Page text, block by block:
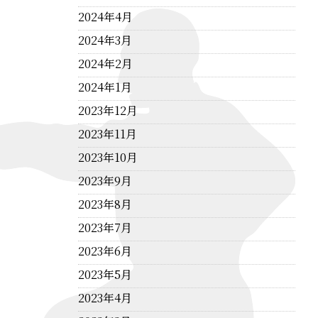
2024年4月
2024年3月
2024年2月
2024年1月
2023年12月
2023年11月
2023年10月
2023年9月
2023年8月
2023年7月
2023年6月
2023年5月
2023年4月